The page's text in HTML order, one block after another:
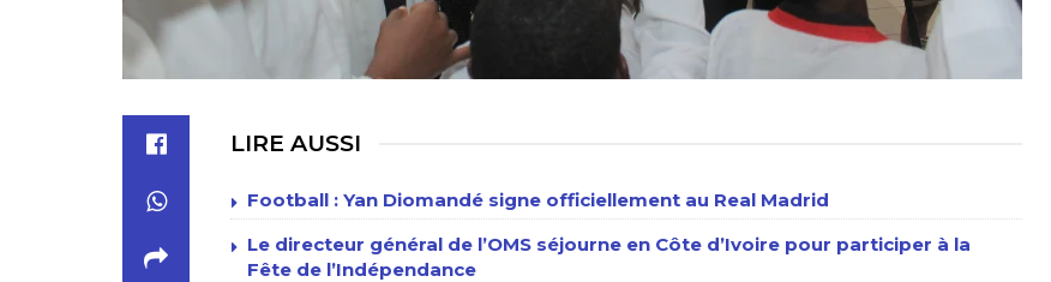
LIRE AUSSI
Football : Yan Diomandé signe officiellement au Real Madrid
Le directeur général de l’OMS séjourne en Côte d’Ivoire pour participer à la
Fête de l’Indépendance